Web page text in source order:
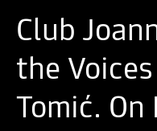
Club
the
Tomić. On